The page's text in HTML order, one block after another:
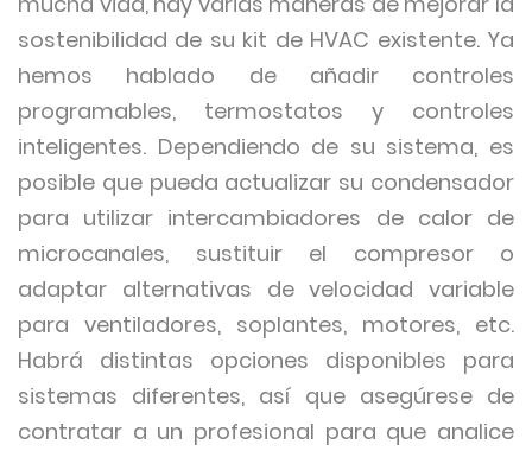
sostenibilidad de su kit de HVAC existente. Ya
hemos hablado de añadir controles
programables, termostatos y controles
inteligentes. Dependiendo de su sistema, es
posible que pueda actualizar su condensador
para utilizar intercambiadores de calor de
microcanales, sustituir el compresor o
adaptar alternativas de velocidad variable
para ventiladores, soplantes, motores, etc.
Habrá distintas opciones disponibles para
sistemas diferentes, así que asegúrese de
contratar a un profesional para que analice